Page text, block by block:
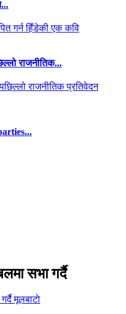
राजनीतिक...
सभा गर्दै
मूलबाटाे